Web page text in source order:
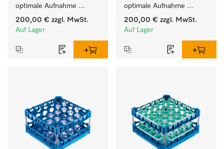
optimale Aufnahme
von 25 Gläsern bis 20 cm
Höhe.
200,00 € zzgl. MwSt.
Auf Lager
optimale Aufnahme
von 16 Gläsern bis 20 cm
Höhe.
200,00 € zzgl. MwSt.
Auf Lager